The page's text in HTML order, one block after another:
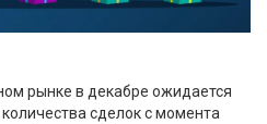
рынке в декабре ожидается
сделок с момента